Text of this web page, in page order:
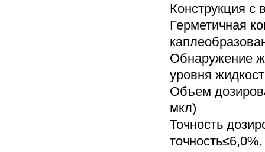
Конструкция с
Герметичная
Обнаружение
уровня
Объем
мкл)
Точность